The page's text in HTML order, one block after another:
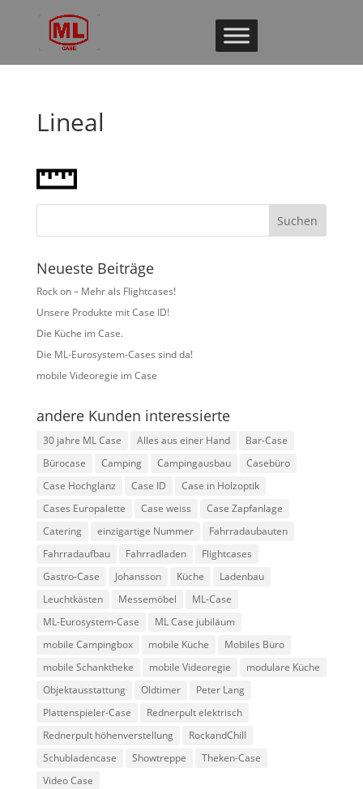
Lineal
Neueste Beiträge
Rock on – Mehr als Flightcases!
Unsere Produkte mit Case ID!
Die Küche im Case.
Die ML-Eurosystem-Cases sind da!
mobile Videoregie im Case
andere Kunden interessierte
30 jahre ML Case Alles aus einer Hand
Bar-Case
Bürocase
Camping Campingausbau
Casebüro
Case Hochglanz
Case ID
Case in Holzoptik
Cases Europalette
Case weiss
Case Zapfanlage
Catering
einzigartige Nummer
Fahrradaubauten
Fahrradaufbau
Fahrradladen
Flightcases
Gastro-Case
Johansson Küche
Ladenbau
Leuchtkästen
Messemöbel
ML-Case
ML-Eurosystem-Case
ML Case jubiläum
mobile Campingbox
mobile Küche
Mobiles Büro
mobile Schanktheke
mobile Videoregie
modulare Küche
Objektausstattung
Oldtimer
Peter Lang
Plattenspieler-Case
Rednerpult elektrisch
Rednerpult höhenverstellung
RockandChill
Schubladencase
Showtreppe
Theken-Case
Video Case